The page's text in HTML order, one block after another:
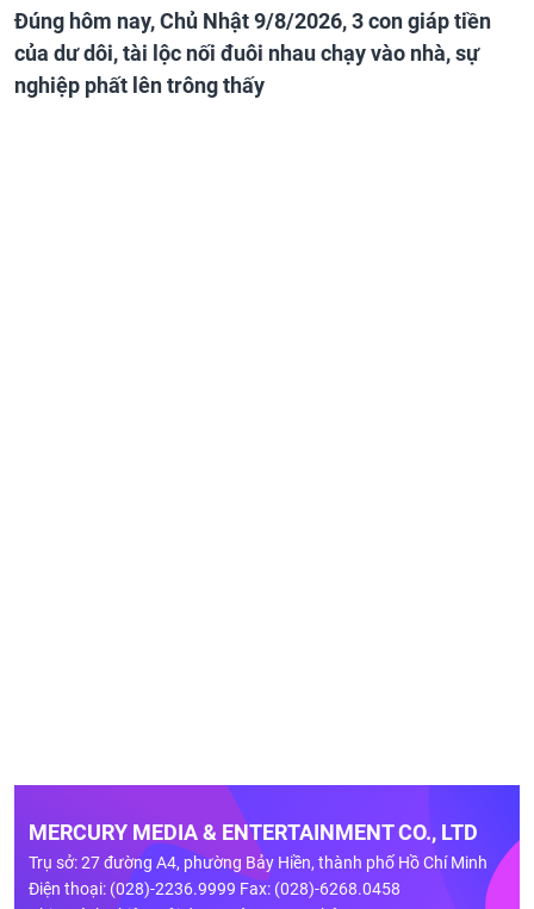
Đúng hôm nay, Chủ Nhật 9/8/2026, 3 con giáp tiền
của dư dôi, tài lộc nối đuôi nhau chạy vào nhà, sự
nghiệp phất lên trông thấy
MERCURY MEDIA & ENTERTAINMENT CO., LTD
Trụ sở: 27 đường A4, phường Bảy Hiền, thành phố Hồ Chí Minh
Điện thoại: (028)-2236.9999 Fax: (028)-6268.0458